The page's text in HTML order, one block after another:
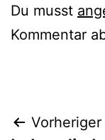
Du musst
Kommentar
Vorheriger